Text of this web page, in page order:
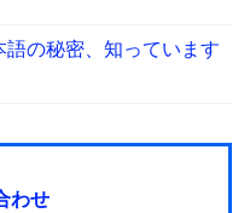
語の秘密、知っています
わせ